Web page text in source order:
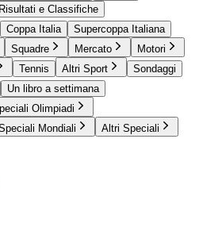
Risultati e Classifiche
Coppa Italia
Supercoppa Italiana
Squadre Mercato
Motori
Tennis Altri Sport
Sondaggi
Un libro a settimana
Olimpiadi
Mondiali Altri Speciali